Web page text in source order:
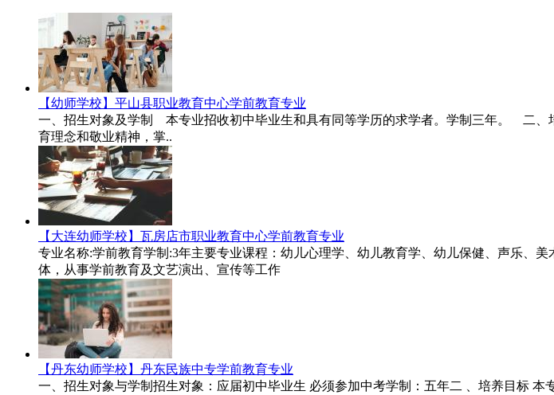
【幼师学校】平山县职业教育中心学前教育专业
一、招生对象及学制 本专业招收初中毕业生和具有同等学历的求学者。学制三年。 二
育理念和敬业精神，掌..
【大连幼师学校】瓦房店市职业教育中心学前教育专业
专业名称:学前教育学制:3年主要专业课程：幼儿心理学、幼儿教育学、幼儿保健、声乐、
体，从事学前教育及文艺演出、宣传等工作
【丹东幼师学校】丹东民族中专学前教育专业
一、招生对象与学制招生对象：应届初中毕业生 必须参加中考学制：五年二 、培养目标